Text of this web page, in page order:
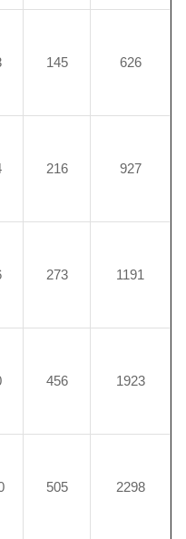
145 626
216 927
273 1191
456 1923
505 2298